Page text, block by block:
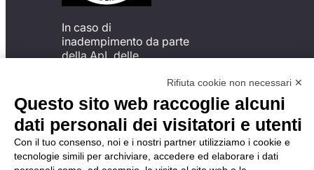
In caso di
inadempimento da parte
della ApL delle
del Codice di Condotta, è
possibile presentare un
reclamo
all’Organismo di
Monitoraggio utilizzando
una delle modalità
descritte al seguente
Rifiuta cookie non necessari ✕
Questo sito web raccoglie alcuni
dati personali dei visitatori e utenti
Con il tuo consenso, noi e i nostri partner utilizziamo i cookie e
tecnologie simili per archiviare, accedere ed elaborare i dati